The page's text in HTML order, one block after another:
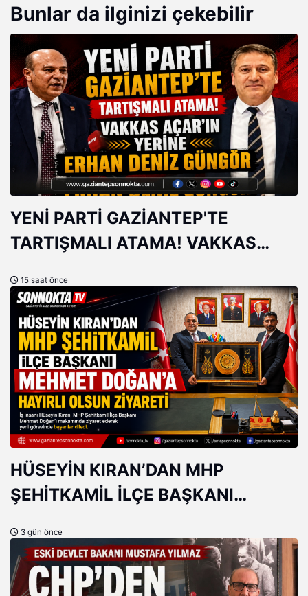
Bunlar da ilginizi çekebilir
YENİ PARTİ GAZİANTEP'TE
TARTIŞMALI ATAMA! VAKKAS
GÜNGÖR
15 saat önce
HÜSEYİN KIRAN’DAN MHP
ŞEHİTKAMİL İLÇE BAŞKANI
ZİYARETİ
3 gün önce